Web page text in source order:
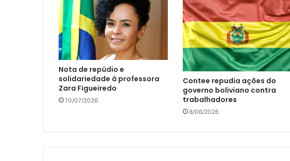
Nota de repúdio e
solidariedade à professora
Zara Figueiredo
10/07/2026
Contee repudia ações do
governo boliviano contra
trabalhadores
8/06/2026